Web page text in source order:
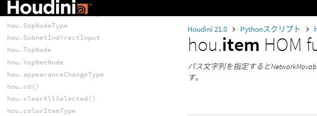
Houdini 21.0 Pythonスクリプト
hou.item HOM
パス文字列を指定すると
す。
hou.OpSubnetIndirectInput
hou.SopNodeType
hou.SubnetIndirectInput
hou.TopNode
hou.VopNetNode
hou.appearanceChangeType
hou.cd()
hou.clearAllSelected()
hou.colorItemType